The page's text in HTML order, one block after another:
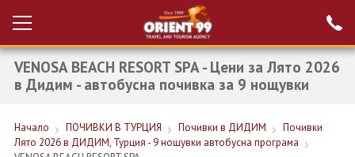
Вход за агенти
Проверка на
резервация
НОВА ГОДИНА ТУРЦИЯ
VENOSA BEACH RESORT SPA - Цени за Лято 2026
в Дидим - автобусна почивка за 9 нощувки
Начало ПОЧИВКИ В ТУРЦИЯ Почивки в ДИДИМ
Почивки
Лято 2026 в ДИДИМ, Турция - 9 нощувки автобусна програма